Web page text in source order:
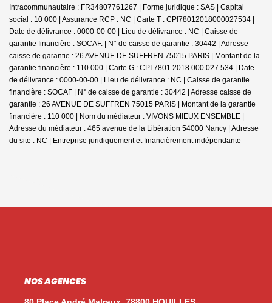
Intracommunautaire : FR34807761267 | Forme juridique : SAS | Capital
social : 10 000 | Assurance RCP : NC | Carte T : CPI78012018000027534 |
Date de délivrance : 0000-00-00 | Lieu de délivrance : NC | Caisse de
garantie financière : SOCAF. | N° de caisse de garantie : 30442 | Adresse
caisse de garantie : 26 AVENUE DE SUFFREN 75015 PARIS | Montant de la
garantie financière : 110 000 | Carte G : CPI 7801 2018 000 027 534 | Date
de délivrance : 0000-00-00 | Lieu de délivrance : NC | Caisse de garantie
financière : SOCAF | N° de caisse de garantie : 30442 | Adresse caisse de
garantie : 26 AVENUE DE SUFFREN 75015 PARIS | Montant de la garantie
financière : 110 000 | Nom du médiateur : VIVONS MIEUX ENSEMBLE |
Adresse du médiateur : 465 avenue de la Libération 54000 Nancy | Adresse
du site : NC | Entreprise juridiquement et financièrement indépendante
NOS AGENCES